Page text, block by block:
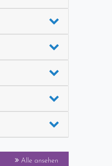
Alle ansehen